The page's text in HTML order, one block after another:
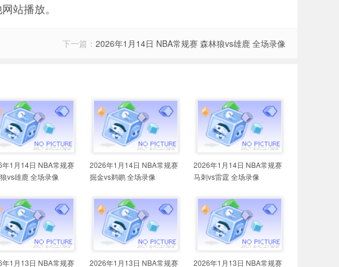
站播放。
下一篇： 2026年1月14日 NBA常规赛 森林狼vs雄鹿 全场录像
年1月14日 NBA常规赛
vs雄鹿 全场录像
2026年1月14日 NBA常规赛
掘金vs鹈鹕 全场录像
2026年1月14日 NBA常规赛
马刺vs雷霆 全场录像
年1月13日 NBA常规赛 2026年1月13日 NBA常规赛 2026年1月13日 NBA常规赛